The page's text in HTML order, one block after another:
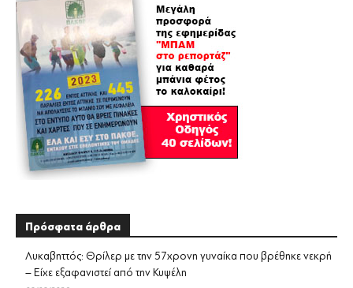
Πρόσφατα άρθρα
Λυκαβηττός: Θρίλερ με την 57χρονη γυναίκα που βρέθηκε νεκρή
– Είχε εξαφανιστεί από την Κυψέλη